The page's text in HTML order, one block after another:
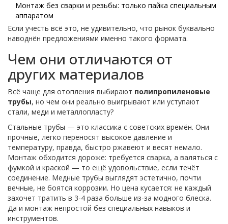
Монтаж без сварки и резьбы: только пайка специальным
аппаратом
Если учесть всё это, не удивительно, что рынок буквально
наводнён предложениями именно такого формата.
Чем они отличаются от
других материалов
Всё чаще для отопления выбирают полипропиленовые
трубы, но чем они реально выигрывают или уступают
стали, меди и металлопласту?
Стальные трубы — это классика с советских времён. Они
прочные, легко переносят высокое давление и
температуру, правда, быстро ржавеют и весят немало.
Монтаж обходится дороже: требуется сварка, а валяться с
фумкой и краской — то ещё удовольствие, если течёт
соединение. Медные трубы выглядят эстетично, почти
вечные, не боятся коррозии. Но цена кусается: не каждый
захочет тратить в 3-4 раза больше из-за модного блеска.
Да и монтаж непростой без специальных навыков и
инструментов.